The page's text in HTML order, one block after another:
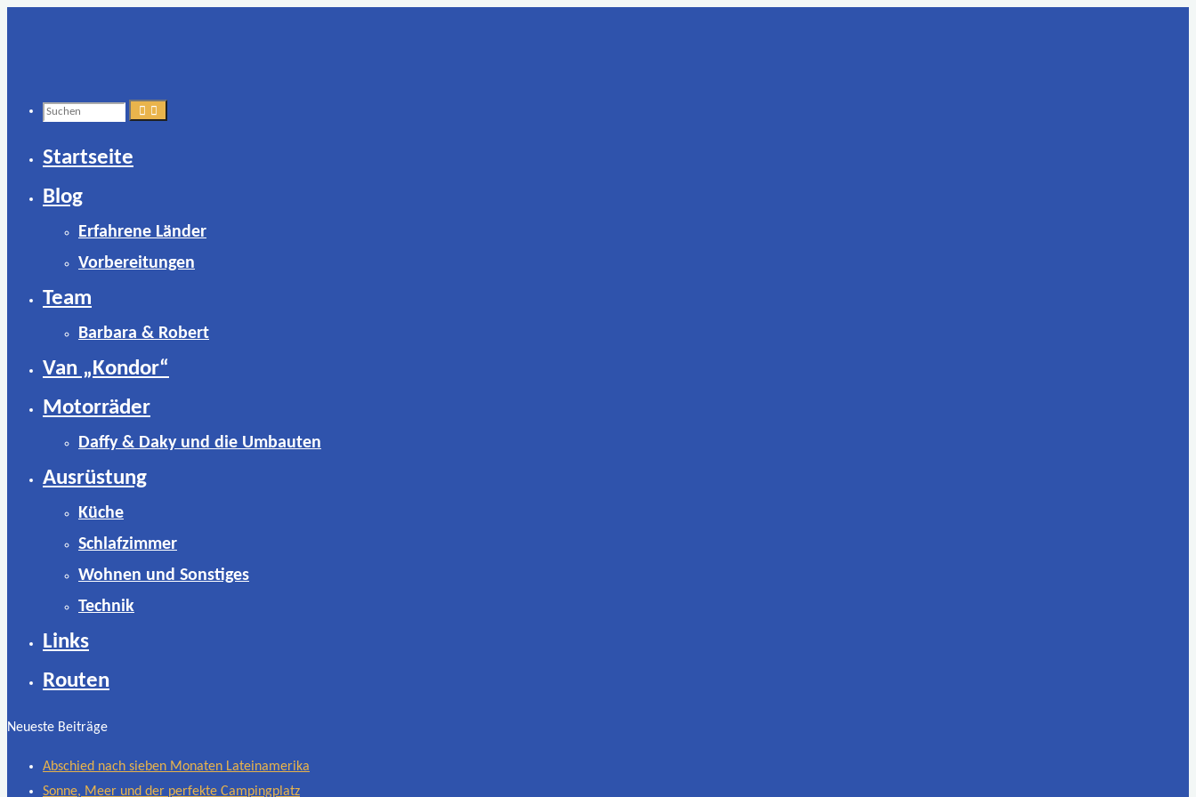
Suchen
nach:
Startseite
Blog
Erfahrene Länder
Vorbereitungen
Team
Barbara & Robert
Van „Kondor“
Motorräder
Daffy & Daky und die Umbauten
Ausrüstung
Küche
Schlafzimmer
Wohnen und Sonstiges
Technik
Links
Routen
Neueste Beiträge
Abschied nach sieben Monaten Lateinamerika
Sonne, Meer und der perfekte Campingplatz